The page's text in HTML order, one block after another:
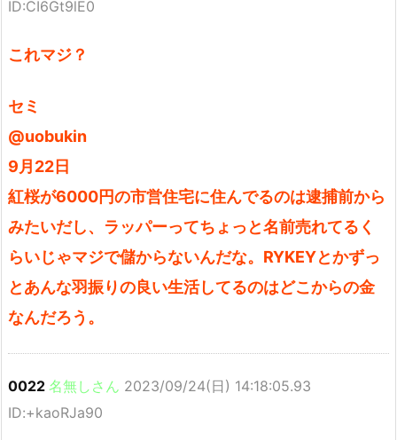
ID:CI6Gt9lE0
これマジ？
セミ
@uobukin
9月22日
紅桜が6000円の市営住宅に住んでるのは逮捕前から
みたいだし、ラッパーってちょっと名前売れてるく
らいじゃマジで儲からないんだな。RYKEYとかずっ
とあんな羽振りの良い生活してるのはどこからの金
なんだろう。
0022 名無しさん 2023/09/24(日) 14:18:05.93
ID:+kaoRJa90